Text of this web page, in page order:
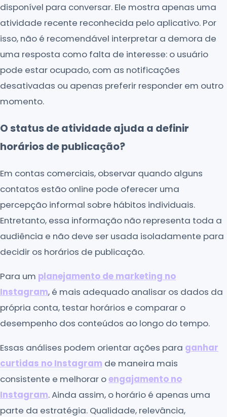
disponível para conversar. Ele mostra apenas uma
atividade recente reconhecida pelo aplicativo. Por
isso, não é recomendável interpretar a demora de
uma resposta como falta de interesse: o usuário
pode estar ocupado, com as notificações
desativadas ou apenas preferir responder em outro
momento.
O status de atividade ajuda a definir
horários de publicação?
Em contas comerciais, observar quando alguns
contatos estão online pode oferecer uma
percepção informal sobre hábitos individuais.
Entretanto, essa informação não representa toda a
audiência e não deve ser usada isoladamente para
decidir os horários de publicação.
Para um planejamento de marketing no
Instagram, é mais adequado analisar os dados da
própria conta, testar horários e comparar o
desempenho dos conteúdos ao longo do tempo.
Essas análises podem orientar ações para ganhar
curtidas no Instagram de maneira mais
consistente e melhorar oengajamento no
Instagram. Ainda assim, o horário é apenas uma
parte da estratégia. Qualidade, relevância,